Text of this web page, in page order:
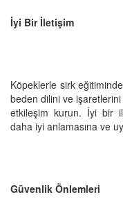
İyi Bir İletişim
Köpeklerle sirk
beden dilini ve
etkileşim kurun. İyi bir
daha iyi anlamasına ve
Güvenlik Önlemleri